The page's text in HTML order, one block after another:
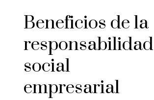
Beneficios de la
responsabilidad
social
empresarial